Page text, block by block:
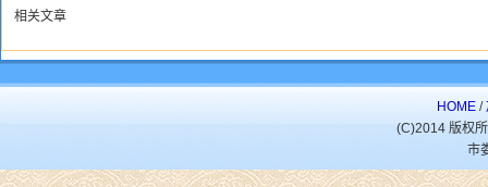
相关文章
HOME /
(C)2014 版权
市